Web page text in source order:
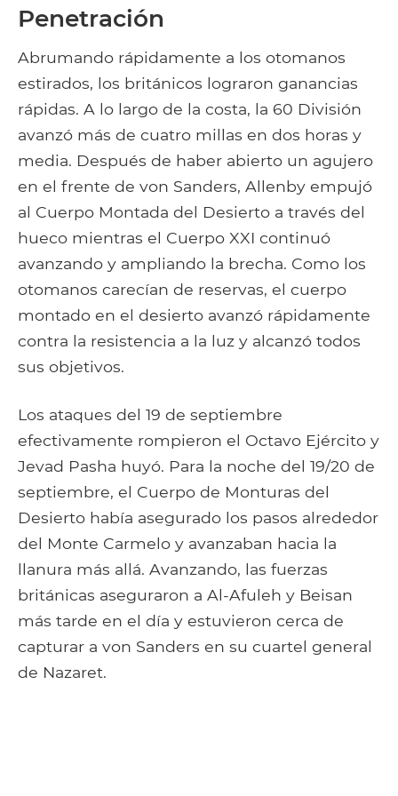
Penetración
Abrumando rápidamente a los otomanos
estirados, los británicos lograron ganancias
rápidas. A lo largo de la costa, la 60 División
avanzó más de cuatro millas en dos horas y
media. Después de haber abierto un agujero
en el frente de von Sanders, Allenby empujó
al Cuerpo Montada del Desierto a través del
hueco mientras el Cuerpo XXI continuó
avanzando y ampliando la brecha. Como los
otomanos carecían de reservas, el cuerpo
montado en el desierto avanzó rápidamente
contra la resistencia a la luz y alcanzó todos
sus objetivos.
Los ataques del 19 de septiembre
efectivamente rompieron el Octavo Ejército y
Jevad Pasha huyó. Para la noche del 19/20 de
septiembre, el Cuerpo de Monturas del
Desierto había asegurado los pasos alrededor
del Monte Carmelo y avanzaban hacia la
llanura más allá. Avanzando, las fuerzas
británicas aseguraron a Al-Afuleh y Beisan
más tarde en el día y estuvieron cerca de
capturar a von Sanders en su cuartel general
de Nazaret.